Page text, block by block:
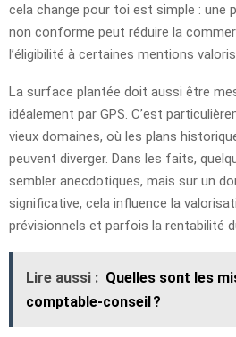
cela change pour toi est simple : une
non conforme peut réduire la
l’éligibilité à certaines mentions
La surface plantée doit aussi être
idéalement par GPS. C’est
vieux domaines, où les plans
peuvent diverger. Dans les faits,
sembler anecdotiques, mais sur un
significative, cela influence la
prévisionnels et parfois la rentabilité
Lire aussi : Quelles sont les
comptable-conseil ?